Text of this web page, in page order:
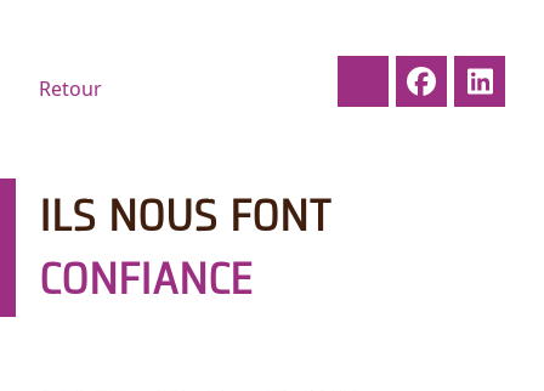
Retour
ILS NOUS FONT
CONFIANCE